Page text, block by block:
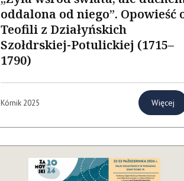
oddalona od niego”. Opowieść
Teofili z Działyńskich
Szołdrskiej-Potulickiej (1715–
1790)
Kórnik 2025 Więcej